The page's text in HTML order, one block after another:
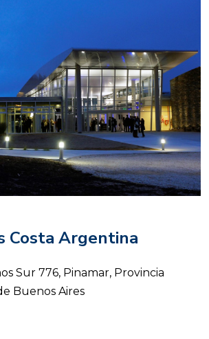
Costa Argentina
Sur 776, Pinamar, Provincia
Buenos Aires